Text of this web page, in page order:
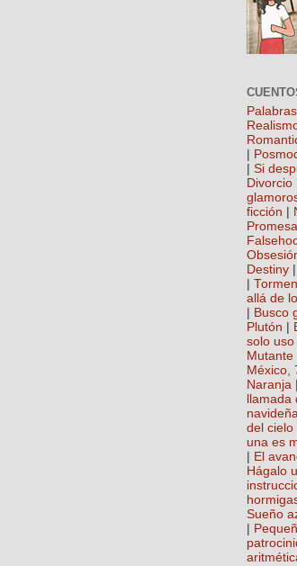
Si
Divorcio
ficción
Promesa
Destiny
allá de
Busco
Plutón
solo uso
Mutante
México,
Naranja
del cielo
una es
El
Hágalo
Sueño